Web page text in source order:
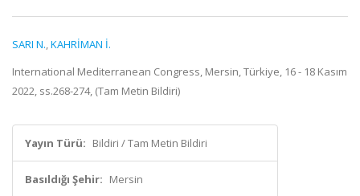
SARI N.,KAHRİMAN İ.
International Mediterranean Congress, Mersin, Türkiye, 16 - 18 Kasım
2022, ss.268-274, (Tam Metin Bildiri)
Yayın Türü: Bildiri / Tam Metin Bildiri
Basıldığı Şehir: Mersin